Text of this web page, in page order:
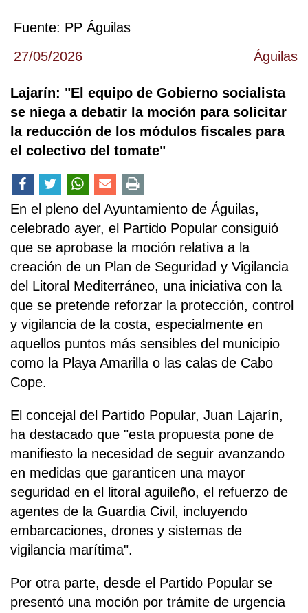
27/05/2026 Águilas
Fuente: PP Águilas
Lajarín: "El equipo de Gobierno socialista
se niega a debatir la moción para solicitar
la reducción de los módulos fiscales para
el colectivo del tomate"
En el pleno del Ayuntamiento de Águilas,
celebrado ayer, el Partido Popular consiguió
que se aprobase la moción relativa a la
creación de un Plan de Seguridad y Vigilancia
del Litoral Mediterráneo, una iniciativa con la
que se pretende reforzar la protección, control
y vigilancia de la costa, especialmente en
aquellos puntos más sensibles del municipio
como la Playa Amarilla o las calas de Cabo
Cope.
El concejal del Partido Popular, Juan Lajarín,
ha destacado que "esta propuesta pone de
manifiesto la necesidad de seguir avanzando
en medidas que garanticen una mayor
seguridad en el litoral aguileño, el refuerzo de
agentes de la Guardia Civil, incluyendo
embarcaciones, drones y sistemas de
vigilancia marítima".
Por otra parte, desde el Partido Popular se
presentó una moción por trámite de urgencia